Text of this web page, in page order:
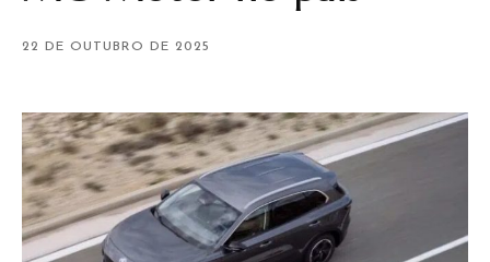
22 DE OUTUBRO DE 2025